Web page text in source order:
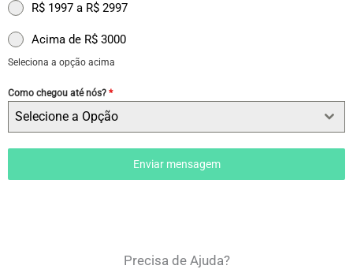
R$ 1997 a R$ 2997
Acima de R$ 3000
Seleciona a opção acima
Como chegou até nós? *
Selecione a Opção
Enviar mensagem
Precisa de Ajuda?